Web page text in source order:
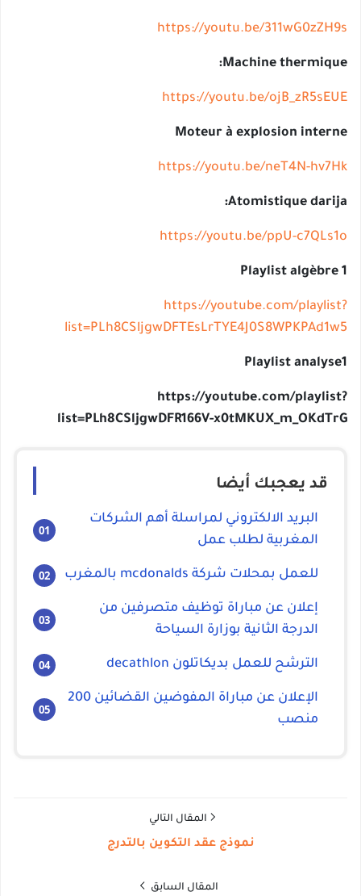
https://youtu.be/
Machine
https://youtu.be/
Moteur à explosion
https://youtu.be/neT4N-
Atomistique
https://youtu.be/ppU-
Playlist
https://youtube.com/
Playlist
https://youtube.com/
list=PLh8CSljgwDFR166V-
قد يعجبك أيضا
البريد الالكتروني لمراسلة أهم الشركات
المغربية لطلب عمل
للعمل بمحلات شركة mcdonalds بالمغرب
إعلان عن مباراة توظيف متصرفين من
الدرجة الثانية بوزارة السياحة
الترشح للعمل بديكاتلون decathlon
الإعلان عن مباراة المفوضين القضائين 200
منصب
المقال التالي
نموذج عقد التكوين بالتدرج
المقال السابق